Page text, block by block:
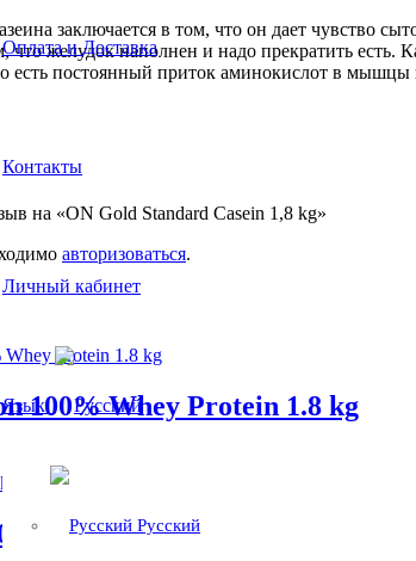
Оплата и Доставка
Контакты
Личный кабинет
Язык:
Русский
заключается в том, что он дает чувство
желудок наполнен и надо прекратить есть.
есть постоянный приток аминокислот в
на «ON Gold Standard Casein 1,8 kg»
авторизоваться.
100% Whey Protein 1.8 kg
2,3 kg